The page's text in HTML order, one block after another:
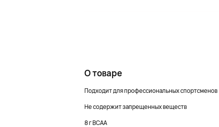
О товаре
Подходит для профессиональных спортсменов
Не содержит запрещенных веществ
8 г ВСАА